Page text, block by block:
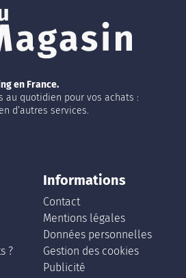
en France.
au quotidien pour vos achats :
d’autres services.
?
Informations
Contact
Mentions légales
Données personnelles
Gestion des cookies
Publicité